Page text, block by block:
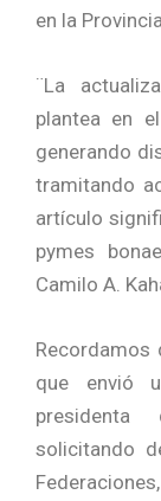
en la Provincia.
¨La
plantea en
generando
tramitando
artículo
pymes
Camilo A.
Recordamos
que envió
presidenta
solicitando